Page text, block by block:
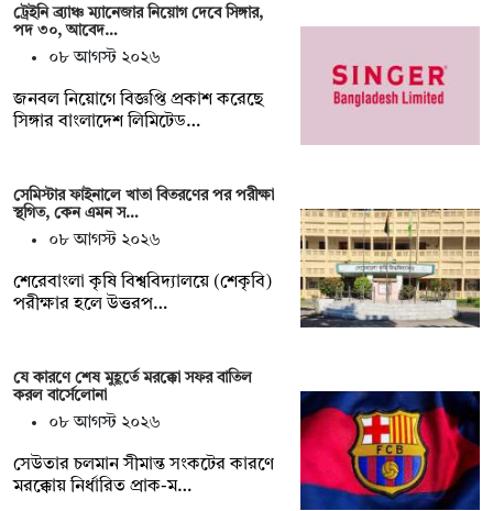
ট্রেইনি ব্র্যাঞ্চ ম্যানেজার নিয়োগ দেবে সিঙ্গার,
পদ ৩০, আবেদ…
০৮ আগস্ট ২০২৬
জনবল নিয়োগে বিজ্ঞপ্তি প্রকাশ করেছে
সিঙ্গার বাংলাদেশ লিমিটেড…
সেমিস্টার ফাইনালে খাতা বিতরণের পর পরীক্ষা
স্থগিত, কেন এমন স…
০৮ আগস্ট ২০২৬
শেরেবাংলা কৃষি বিশ্ববিদ্যালয়ে (শেকৃবি)
পরীক্ষার হলে উত্তরপ…
যে কারণে শেষ মুহূর্তে মরক্কো সফর বাতিল
করল বার্সেলোনা
০৮ আগস্ট ২০২৬
সেউতার চলমান সীমান্ত সংকটের কারণে
মরক্কোয় নির্ধারিত প্রাক-ম…